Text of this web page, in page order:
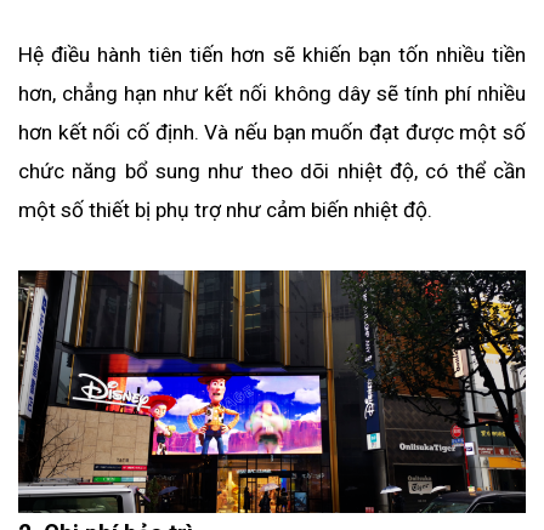
Hệ điều hành tiên tiến hơn sẽ khiến bạn tốn nhiều tiền
hơn, chẳng hạn như kết nối không dây sẽ tính phí nhiều
hơn kết nối cố định. Và nếu bạn muốn đạt được một số
chức năng bổ sung như theo dõi nhiệt độ, có thể cần
một số thiết bị phụ trợ như cảm biến nhiệt độ.